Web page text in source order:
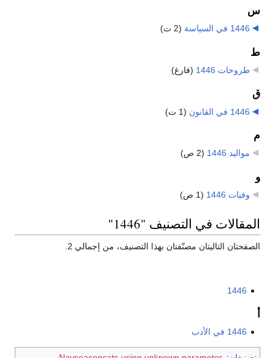
س
1446 في السياسة (2 ت)
ط
طروحات 1446 (فارغ)
ق
1446 في القانون (1 ت)
م
مواليد 1446 (2 ص)
و
وفيات 1446 (1 ص)
المقالات في التصنيف "1446"
الصفحتان التاليتان مصنّفتان بهذا التصنيف، من إجمالي 2.
1446
1446 في الأدب